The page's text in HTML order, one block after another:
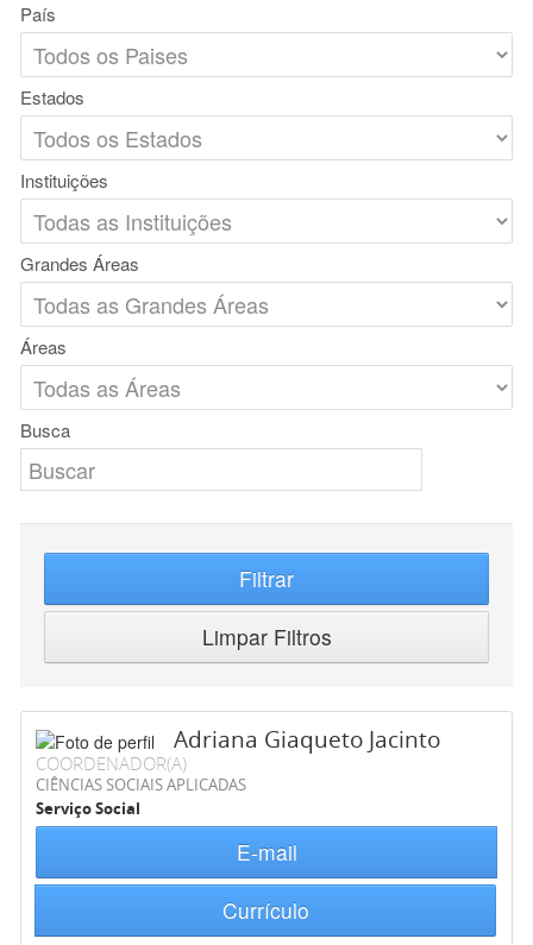
País
Estados
Instituições
Grandes Áreas
Áreas
Busca
Filtrar
Limpar Filtros
Adriana Giaqueto Jacinto
COORDENADOR(A)
CIÊNCIAS SOCIAIS APLICADAS
Serviço Social
E-mail
Currículo